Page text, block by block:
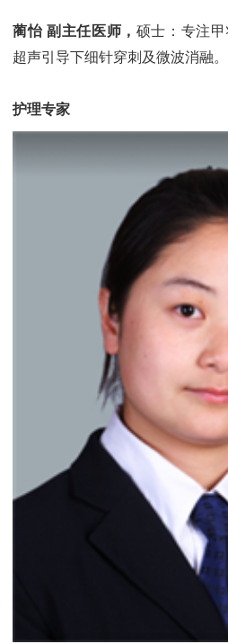
蔺怡 副主任医师， 硕士：专注
超声引导下细针穿刺及微波消融。
护理专家